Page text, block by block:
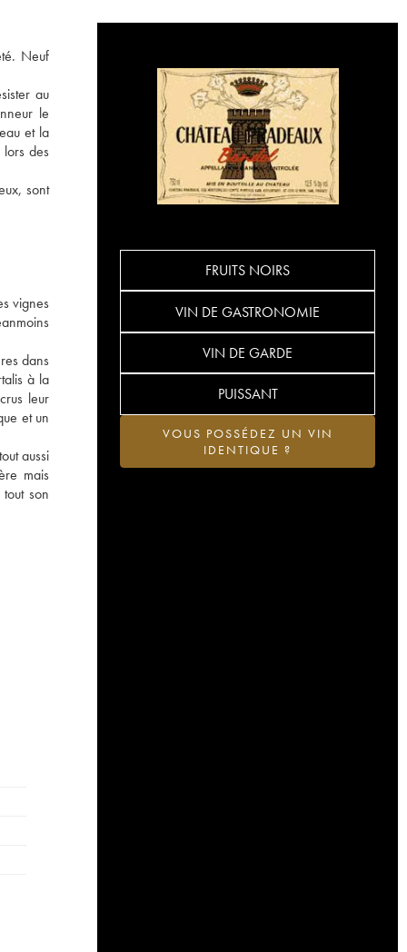
Neuf
au
le
et la
des
sont
vignes
dans
à la
leur
et un
aussi
mais
son
FRUITS NOIRS
VIN DE GASTRONOMIE
VIN DE GARDE
PUISSANT
VOUS POSSÉDEZ UN VIN
IDENTIQUE ?